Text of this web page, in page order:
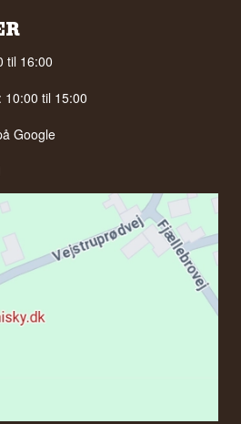
til 16:00
10:00 til 15:00
Google